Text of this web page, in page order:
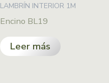
LAMBRÍN INTERIOR 1M
Encino BL19
Leer más